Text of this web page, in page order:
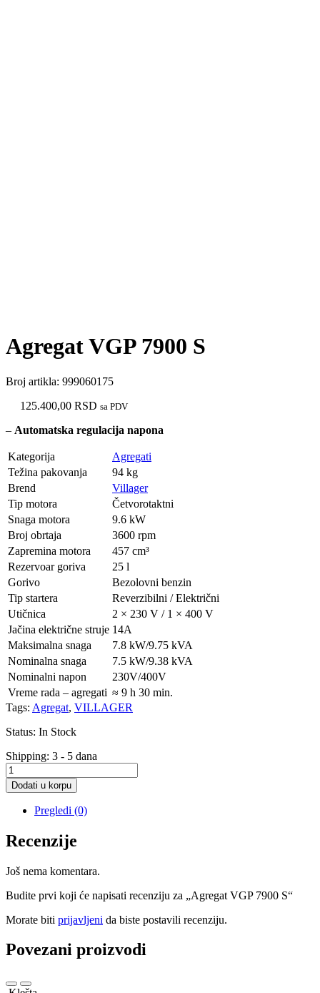
Agregat VGP 7900 S
Broj artikla: 999060175
125.400,00 RSD sa PDV
– Automatska regulacija napona
Kategorija
Agregati
Težina pakovanja
94 kg
Brend
Villager
Tip motora
Četvorotaktni
Snaga motora
9.6 kW
Broj obrtaja
3600 rpm
Zapremina motora
457 cm³
Rezervoar goriva
25 l
Gorivo
Bezolovni benzin
Tip startera
Reverzibilni / Električni
Utičnica
2 × 230 V / 1 × 400 V
Jačina električne struje 14A
Maksimalna snaga
7.8 kW/9.75 kVA
Nominalna snaga
7.5 kW/9.38 kVA
Nominalni napon
230V/400V
Vreme rada – agregati ≈ 9 h 30 min.
Tags: Agregat, VILLAGER
Status: In Stock
Shipping: 3 - 5 dana
Agregat
VGP
7900
količina
Dodati u korpu
Pregledi (0)
Recenzije
Još nema komentara.
Budite prvi koji će napisati recenziju za „Agregat VGP 7900 S“
Morate biti prijavljeni da biste postavili recenziju.
Povezani proizvodi